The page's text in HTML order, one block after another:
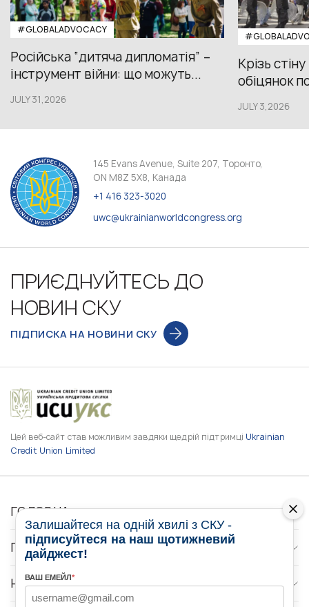
#GLOBALADVOCACY
Російська “дитяча дипломатія” –
інструмент війни: що можуть...
JULY 31,2026
Крізь
обіцянок
JULY 3,2026
145 Evans Avenue, Suite 207, Торонто,
ON M8Z 5X8, Канада
+1 416 323-3020
uwc@ukrainianworldcongress.org
ПРИЄДНУЙТЕСЬ ДО
НОВИН СКУ
ПІДПИСКА НА НОВИНИ СКУ
Цей веб-сайт став можливим завдяки щедрій підтримці Ukrainian
Credit Union Limited
ГОЛОВНА
ПРО НАС
НОВИНИ
Залишайтеся на одній хвилі з СКУ -
підписуйтеся на наш щотижневий
дайджест!
ВАШ ЕМЕЙЛ*